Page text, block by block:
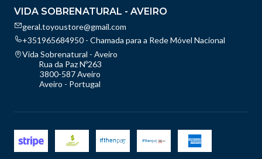
VIDA SOBRENATURAL - AVEIRO
geral.toyoustore@gmail.com
+351965684950 - Chamada para a Rede Móvel Nacional
Vida Sobrenatural - Aveiro
Rua da Paz Nº263
3800-587 Aveiro
Aveiro - Portugal